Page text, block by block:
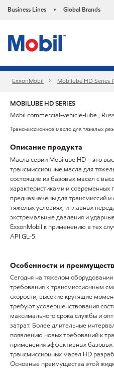
Business Lines • Global Brands
ExxonMobil Mobilube HD Series
MOBILUBE HD SERIES
Mobil commercial-vehicle-lube ,
Трансмиссионное масло для тяжелых
Описание продукта
Масла серии Mobilube HD – это
трансмиссионные масла для
состоящие из базовых масел с
характеристиками и современных
предназначены для трансмиссий
тяжелых условиях, и главных
экстремальные давления и
ExxonMobil к применению в тех
API GL-5.
Особенности и
Сегодня на тяжелом
требования к трансмиссионным
скорости, высокие крутящие
требуют усовершенствования
максимального срока службы и
затрат. Более длительные
появлению новых требований к
применения эффективных
трансмиссионных масел HD
Основные преимущества этой